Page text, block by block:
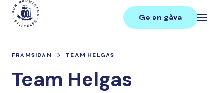
Hoppa
innehåll
Main
Ge en gåva
FRAMSIDAN TEAM HELGAS
Team Helgas